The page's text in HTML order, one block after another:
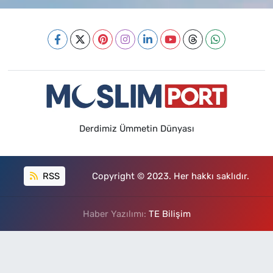
Derdimiz Ümmetin Dünyası
RSS Copyright © 2023. Her hakkı saklıdır.
Haber Yazılımı: TE Bilişim